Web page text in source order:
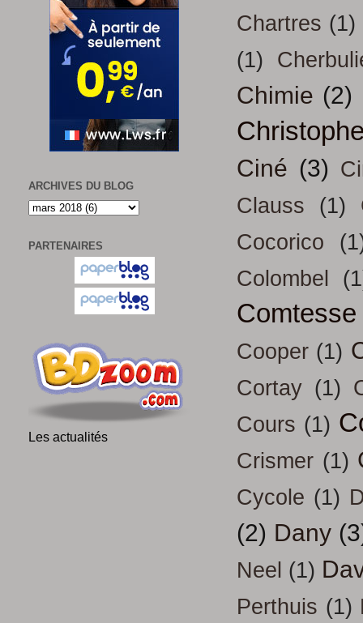
Chartres (1)
(1)
Chimie (2)
Ciné (3)
Clauss
(1)
Cocorico
Colombel
Cooper (1)
Cortay (1)
Cours (1)
Crismer (1)
Cycole (1)
(2) Dany
Neel (1)
Perthuis (1)
ARCHIVES DU BLOG
PARTENAIRES
Les actualités